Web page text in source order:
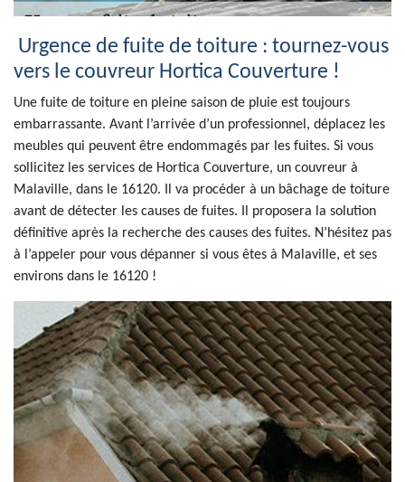
Urgence de fuite de toiture : tournez-vous
vers le couvreur Hortica Couverture !
Une fuite de toiture en pleine saison de pluie est toujours
embarrassante. Avant l’arrivée d’un professionnel, déplacez les
meubles qui peuvent être endommagés par les fuites. Si vous
sollicitez les services de Hortica Couverture, un couvreur à
Malaville, dans le 16120. Il va procéder à un bâchage de toiture
avant de détecter les causes de fuites. Il proposera la solution
définitive après la recherche des causes des fuites. N’hésitez pas
à l’appeler pour vous dépanner si vous êtes à Malaville, et ses
environs dans le 16120 !